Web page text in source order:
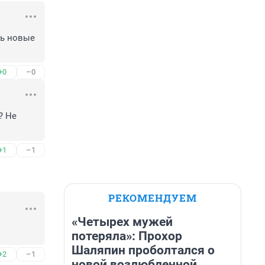
новые
–0
Не
–1
–1
РЕКОМЕНДУЕМ
«Четырех мужей
потеряла»: Прохор
Шаляпин проболтался о